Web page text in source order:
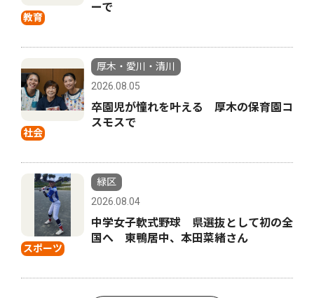
教育
ーで
社会
厚木・愛川・清川
2026.08.05
卒園児が憧れを叶える 厚木の保育園コ
スモスで
スポーツ
緑区
2026.08.04
中学女子軟式野球 県選抜として初の全
国へ 東鴨居中、本田菜緒さん